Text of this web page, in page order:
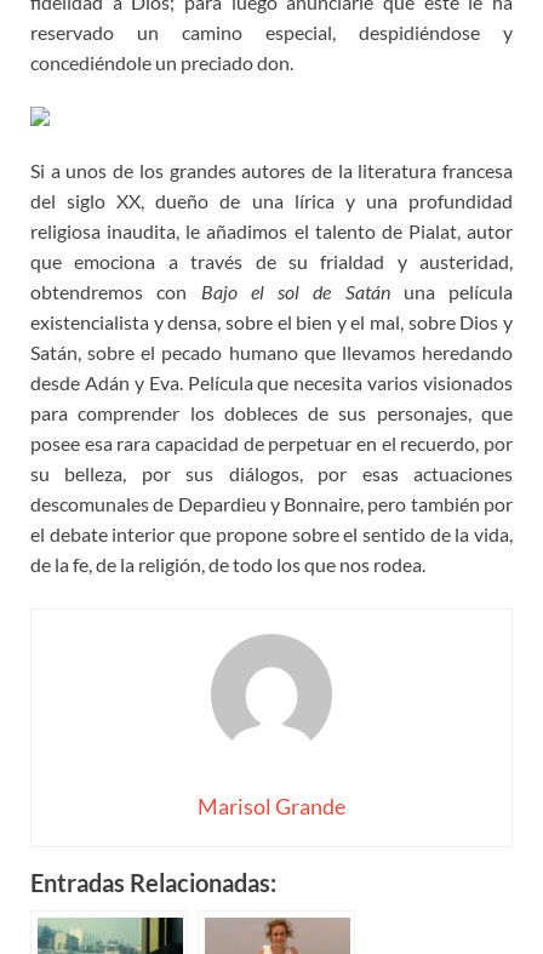
reservado un camino especial, despidiéndose y
concediéndole un preciado don.
Si a unos de los grandes autores de la literatura francesa
del siglo XX, dueño de una lírica y una profundidad
religiosa inaudita, le añadimos el talento de Pialat, autor
que emociona a través de su frialdad y austeridad,
obtendremos con Bajo el sol de Satánuna película
existencialista y densa, sobre el bien y el mal, sobre Dios y
Satán, sobre el pecado humano que llevamos heredando
desde Adán y Eva. Película que necesita varios visionados
para comprender los dobleces de sus personajes, que
posee esa rara capacidad de perpetuar en el recuerdo, por
su belleza, por sus diálogos, por esas actuaciones
descomunales de Depardieu y Bonnaire, pero también por
el debate interior que propone sobre el sentido de la vida,
de la fe, de la religión, de todo los que nos rodea.
Marisol Grande
Entradas Relacionadas: